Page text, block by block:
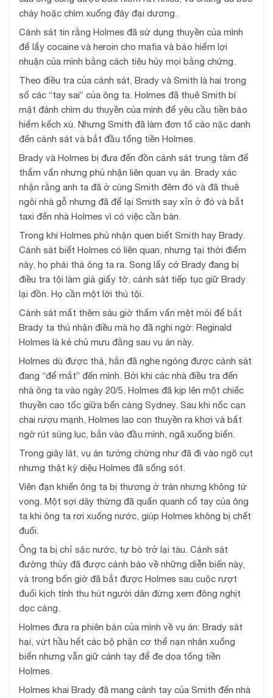
cháy hoặc chìm xuống đáy đại dương.
Cảnh sát tin rằng Holmes đã sử dụng thuyền của mình
để lấy cocaine và heroin cho mafia và bảo hiểm lợi
nhuận của mình bằng cách tiêu hủy mọi bằng chứng.
Theo điều tra của cảnh sát, Brady và Smith là hai trong
số các “tay sai” của ông ta. Holmes đã thuê Smith bí
mật đánh chìm du thuyền của mình để yêu cầu tiền bảo
hiểm kếch xù. Nhưng Smith đã làm đơn tố cáo nặc danh
đến cảnh sát và bắt đầu tống tiền Holmes.
Brady và Holmes bị đưa đến đồn cảnh sát trung tâm để
thẩm vấn nhưng phủ nhận liên quan vụ án. Brady xác
nhận rằng anh ta đã ở cùng Smith đêm đó và đã thuê
ngôi nhà gỗ nhưng đã để lại Smith say xỉn ở đó và bắt
taxi đến nhà Holmes vì có việc cần bàn.
Trong khi Holmes phủ nhận quen biết Smith hay Brady.
Cảnh sát biết Holmes có liên quan, nhưng tại thời điểm
này, họ phải thả ông ta ra. Song lấy cớ Brady đang bị
điều tra tội làm giả giấy tờ, cảnh sát tiếp tục giữ Brady
lại đồn. Họ cần một lời thú tội.
Cảnh sát mất thêm sáu giờ thẩm vấn mệt mỏi để bắt
Brady ta thú nhận điều mà họ đã nghi ngờ: Reginald
Holmes là kẻ chủ mưu đằng sau vụ án này.
Holmes dù được thả, hẳn đã nghe ngóng được cảnh sát
đang “để mắt” đến mình. Bởi khi các nhà điều tra đến
nhà ông ta vào ngày 20/5, Holmes đã kịp lên một chiếc
thuyền cao tốc giữa bến cảng Sydney. Sau khi nốc cạn
chai rượu mạnh, Holmes lao con thuyền ra khơi và bất
ngờ rút súng lục, bắn vào đầu mình, ngã xuống biển.
Trong giây lát, vụ án tưởng chừng như đã đi vào ngõ cụt
nhưng thật kỳ diệu Holmes đã sống sót.
Viên đạn khiến ông ta bị thương ở trán nhưng không tử
vong. Một sợi dây thừng đã quấn quanh cổ tay của ông
ta khi ông ta rơi xuống nước, giúp Holmes không bị chết
đuối.
Ông ta bị chỉ sặc nước, tự bò trở lại tàu. Cảnh sát
đường thủy đã được cảnh báo về những diễn biến này,
và trong bốn giờ đã bắt được Holmes sau cuộc rượt
đuổi kịch tính thu hút người dân đứng xem đông nghịt
dọc cảng.
Holmes đưa ra phiên bản của mình về vụ án: Brady sát
hại, vứt hầu hết các bộ phận cơ thể nạn nhân xuống
biển nhưng vẫn giữ cánh tay để đe dọa tống tiền
Holmes.
Holmes khai Brady đã mang cánh tay của Smith đến nhà